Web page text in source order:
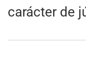
carácter de